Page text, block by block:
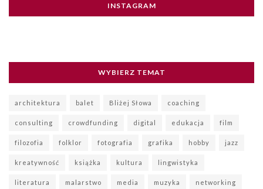
INSTAGRAM
WYBIERZ TEMAT
architektura balet Bliżej Słowa coaching
consulting crowdfunding digital edukacja film
filozofia folklor fotografia grafika hobby jazz
kreatywność książka kultura lingwistyka
literatura malarstwo media muzyka networking